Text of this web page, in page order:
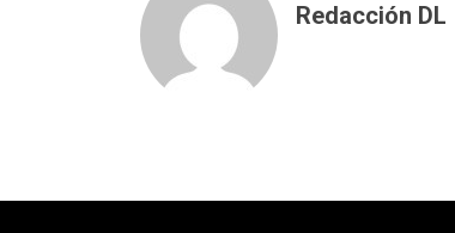
Redacción DL